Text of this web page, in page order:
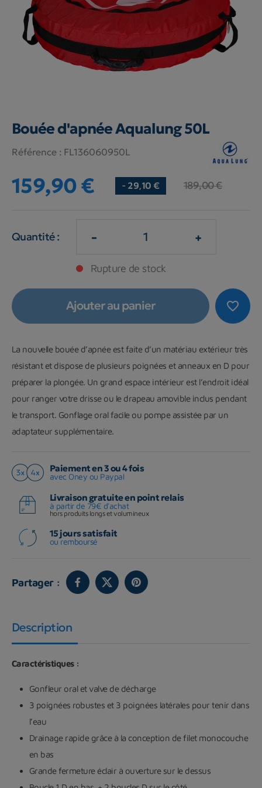
Bouée d'apnée Aqualung 50L
Référence : FL136060950L
159,90 € - 29,10 € 189,00 €
Quantité : - +
Rupture de stock
favorite_border
Ajouter au panier
La nouvelle bouée d’apnée est faite d’un matériau extérieur très
résistant et dispose de plusieurs poignées et anneaux en D pour
préparer la plongée. Un grand espace intérieur est l’endroit idéal
pour ranger votre drisse ou le drapeau amovible inclus pendant
le transport. Gonflage oral facile ou pompe assistée par un
adaptateur supplémentaire.
Paiement en 3 ou 4 fois
avec Oney ou Paypal
Livraison gratuite en point relais
à partir de 79€ d'achat
hors produits longs et volumineux
15 jours satisfait
ou remboursé
Partager :
Description
Caractéristiques :
Gonfleur oral et valve de décharge
3 poignées robustes et 3 poignées latérales pour tenir dans
l’eau
Drainage rapide grâce à la conception de filet monocouche
en bas
Grande fermeture éclair à ouverture sur le dessus